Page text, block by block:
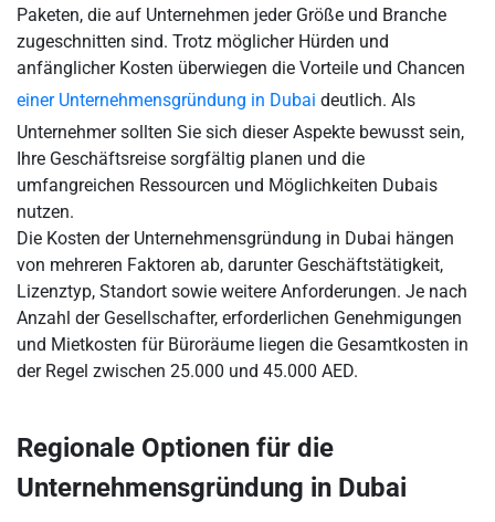
Paketen, die auf Unternehmen jeder Größe und Branche
zugeschnitten sind. Trotz möglicher Hürden und
anfänglicher Kosten überwiegen die Vorteile und Chancen
einer Unternehmensgründung in Dubai deutlich. Als
Unternehmer sollten Sie sich dieser Aspekte bewusst sein,
Ihre Geschäftsreise sorgfältig planen und die
umfangreichen Ressourcen und Möglichkeiten Dubais
nutzen.
Die Kosten der Unternehmensgründung in Dubai hängen
von mehreren Faktoren ab, darunter Geschäftstätigkeit,
Lizenztyp, Standort sowie weitere Anforderungen. Je nach
Anzahl der Gesellschafter, erforderlichen Genehmigungen
und Mietkosten für Büroräume liegen die Gesamtkosten in
der Regel zwischen 25.000 und 45.000 AED.
Regionale Optionen für die
Unternehmensgründung in Dubai